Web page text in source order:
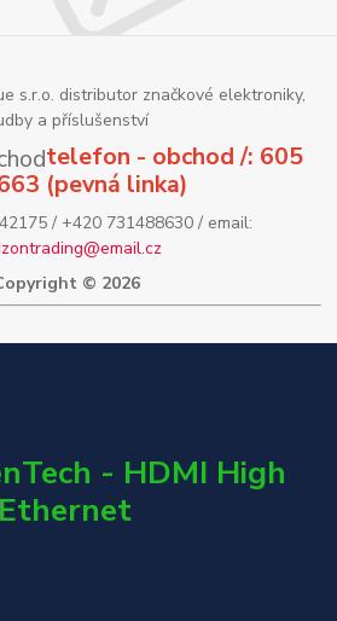
s.r.o. distributor značkové elektroniky,
a příslušenství
telefon - obchod /: 605
(pevná linka)
/ +420 731488630 / email:
© 2026
- HDMI High